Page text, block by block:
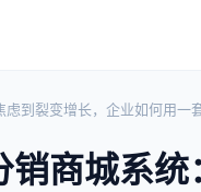
到裂变增长，企业如何用一
销商城系